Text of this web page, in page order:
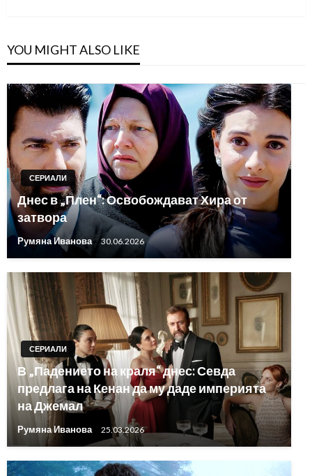
YOU MIGHT ALSO LIKE
СЕРИАЛИ
Днес в „Плен“: Освобождават Хира от
затвора
Румяна Иванова 30.06.2026
СЕРИАЛИ
В „Падението на краля“ днес: Севда
предлага на Кенан да му даде империята
на Джемал
Румяна Иванова 25.03.2026